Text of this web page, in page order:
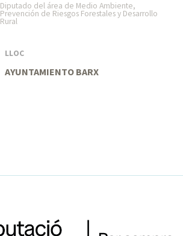
Diputado del área de Medio Ambiente,
Prevención de Riesgos Forestales y Desarrollo
Rural
LLOC
AYUNTAMIENTO BARX